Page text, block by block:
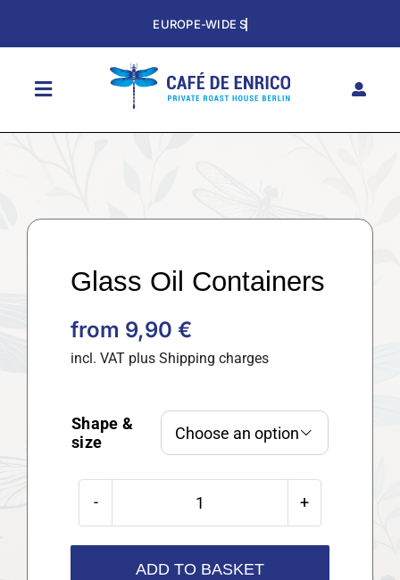
Toggle
Navigation
THE CAFE
SUBSCRIPTION
CONTACT
Glass Oil Containers
from 9,90 €
incl. VAT plus Shipping charges
Shape &
size

Glass
Containers
ADD TO BASKET